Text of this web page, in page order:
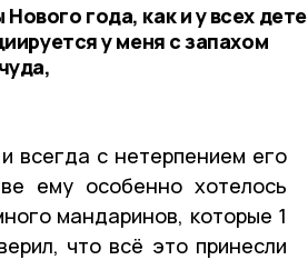
года, как и у всех
у меня с запахом
всегда с нетерпением его
ему особенно хотелось
мандаринов, которые 1
что всё это принесли